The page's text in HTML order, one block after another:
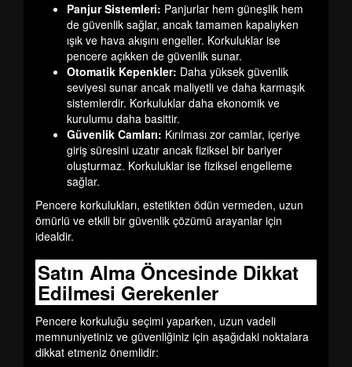
Panjur Sistemleri: Panjurlar hem güneşlik hem
de güvenlik sağlar, ancak tamamen kapalıyken
ışık ve hava akışını engeller. Korkuluklar ise
pencere açıkken de güvenlik sunar.
Otomatik Kepenkler: Daha yüksek güvenlik
seviyesi sunar ancak maliyetli ve daha karmaşık
sistemlerdir. Korkuluklar daha ekonomik ve
kurulumu daha basittir.
Güvenlik Camları: Kırılması zor camlar, içeriye
giriş süresini uzatır ancak fiziksel bir bariyer
oluşturmaz. Korkuluklar ise fiziksel engelleme
sağlar.
Pencere korkulukları, estetikten ödün vermeden, uzun
ömürlü ve etkili bir güvenlik çözümü arayanlar için
idealdir.
Satın Alma Öncesinde Dikkat
Edilmesi Gerekenler
Pencere korkuluğu seçimi yaparken, uzun vadeli
memnuniyetiniz ve güvenliğiniz için aşağıdaki noktalara
dikkat etmeniz önemlidir: